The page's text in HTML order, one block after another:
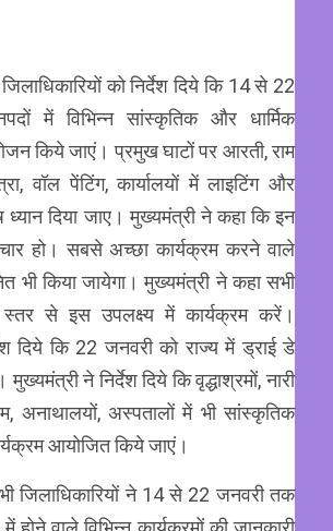
को निर्देश दिये कि 14 से 22
में विभिन्न सांस्कृतिक और धार्मिक
किये जाएं। प्रमुख घाटों पर आरती, राम
वॉल पेंटिंग, कार्यालयों में लाइटिंग और
ध्यान दिया जाए। मुख्यमंत्री ने कहा कि इन
हो। सबसे अच्छा कार्यक्रम करने वाले
भी किया जायेगा। मुख्यमंत्री ने कहा सभी
स्तर से इस उपलक्ष्य में कार्यक्रम करें।
दिये कि 22 जनवरी को राज्य में ड्राई डे
मुख्यमंत्री ने निर्देश दिये कि वृद्धाश्रमों, नारी
अनाथालयों, अस्पतालों में भी सांस्कृतिक
आयोजित किये जाएं।
जिलाधिकारियों ने 14 से 22 जनवरी तक